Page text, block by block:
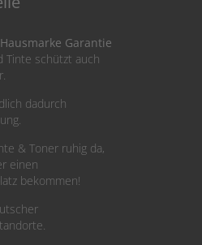
Hausmarke Garantie
Tinte schützt auch
dadurch
& Toner ruhig da,
einen
bekommen!